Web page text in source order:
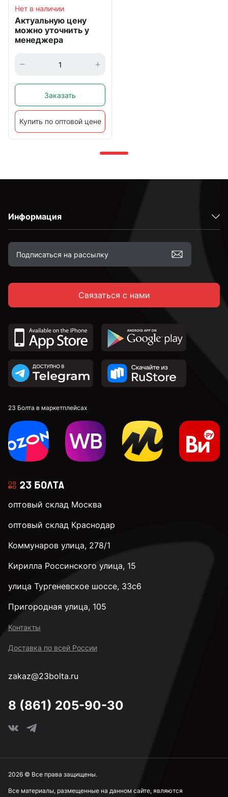
Нет в наличии
Актуальную цену
можно уточнить у
менеджера
Заказать
Купить по оптовой цене
Информация
Связаться с нами
23 Болта в маркетплейсах
оптовый склад Москва
оптовый склад Краснодар
Коммунаров улица, 278/1
Кирилла Россинского улица, 15
улица Тургеневское шоссе, 33с6
Пригородная улица, 105
Контакты
Доставка по всей России
zakaz@23bolta.ru
8 (861) 205-90-30
Все материалы, размещенные на данном сайте, являются
2026 © Все права защищены.